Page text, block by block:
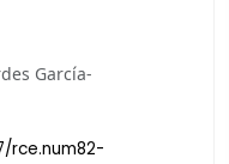
García-
rce.num82-